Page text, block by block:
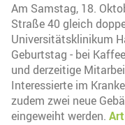
Am Samstag, 18.
Straße 40 gleich
Universitätsklinikum
Geburtstag - bei
und derzeitige
Interessierte im
zudem zwei neue
eingeweiht werden.